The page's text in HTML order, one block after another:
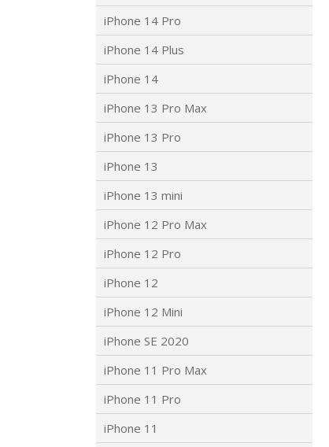
iPhone 14 Pro
iPhone 14 Plus
iPhone 14
iPhone 13 Pro Max
iPhone 13 Pro
iPhone 13
iPhone 13 mini
iPhone 12 Pro Max
iPhone 12 Pro
iPhone 12
iPhone 12 Mini
iPhone SE 2020
iPhone 11 Pro Max
iPhone 11 Pro
iPhone 11